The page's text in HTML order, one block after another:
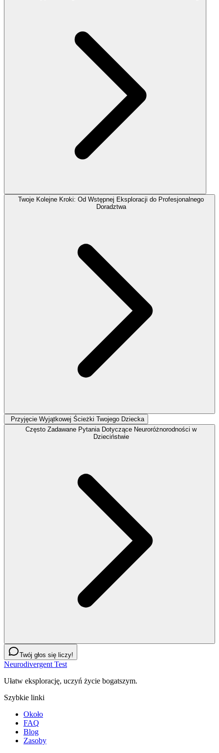
Twoje Kolejne Kroki: Od Wstępnej Eksploracji do Profesjonalnego
Doradztwa
Przyjęcie Wyjątkowej Ścieżki Twojego Dziecka
Często Zadawane Pytania Dotyczące Neuroróżnorodności w
Dzieciństwie
Twój głos się liczy!
Neurodivergent Test
Ułatw eksplorację, uczyń życie bogatszym.
Szybkie linki
Około
FAQ
Blog
Zasoby